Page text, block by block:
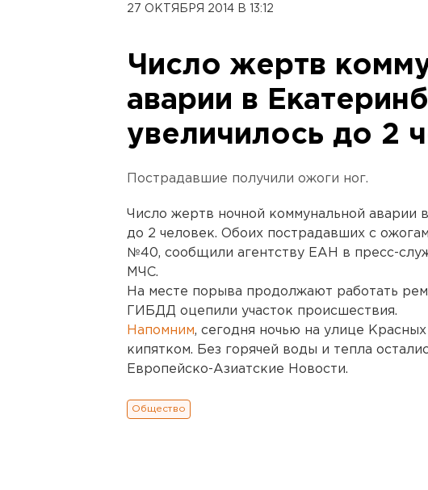
27 ОКТЯБРЯ 2014 В 13:12
Число жертв
аварии в
увеличилось до 2
Пострадавшие получили ожоги ног.
Число жертв ночной коммунальной аварии
до 2 человек. Обоих пострадавших с
№40, сообщили агентству ЕАН в пресс-
МЧС.
На месте порыва продолжают работать
ГИБДД оцепили участок происшествия.
Напомним, сегодня ночью на улице
кипятком. Без горячей воды и тепла
Европейско-Азиатские Новости.
Общество